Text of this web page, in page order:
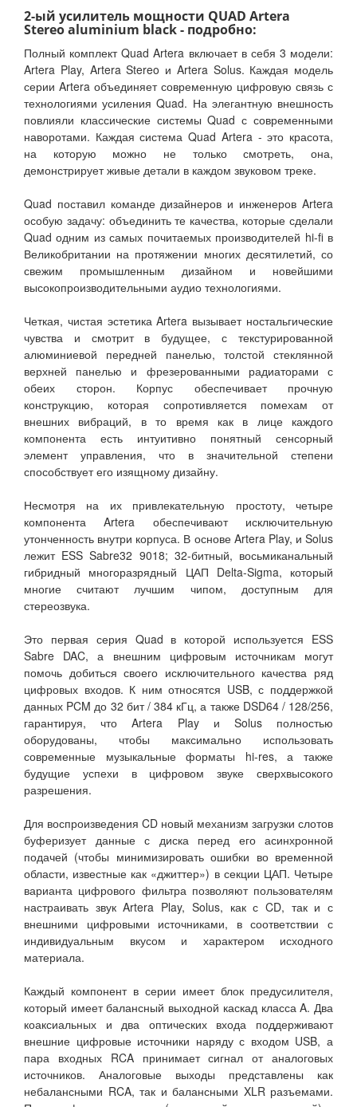
2-ый усилитель мощности QUAD Artera
Stereo aluminium black - подробно:
Полный комплект Quad Artera включает в себя 3 модели:
Artera Play, Artera Stereo и Artera Solus. Каждая модель
серии Artera объединяет современную цифровую связь с
технологиями усиления Quad. На элегантную внешность
повлияли классические системы Quad с современными
наворотами. Каждая система Quad Artera - это красота,
на которую можно не только смотреть, она,
демонстрирует живые детали в каждом звуковом треке.
Quad поставил команде дизайнеров и инженеров Artera
особую задачу: объединить те качества, которые сделали
Quad одним из самых почитаемых производителей hi-fi в
Великобритании на протяжении многих десятилетий, со
свежим промышленным дизайном и новейшими
высокопроизводительными аудио технологиями.
Четкая, чистая эстетика Artera вызывает ностальгические
чувства и смотрит в будущее, с текстурированной
алюминиевой передней панелью, толстой стеклянной
верхней панелью и фрезерованными радиаторами с
обеих сторон. Корпус обеспечивает прочную
конструкцию, которая сопротивляется помехам от
внешних вибраций, в то время как в лице каждого
компонента есть интуитивно понятный сенсорный
элемент управления, что в значительной степени
способствует его изящному дизайну.
Несмотря на их привлекательную простоту, четыре
компонента Artera обеспечивают исключительную
утонченность внутри корпуса. В основе Artera Play, и Solus
лежит ESS Sabre32 9018; 32-битный, восьмиканальный
гибридный многоразрядный ЦАП Delta-Sigma, который
многие считают лучшим чипом, доступным для
стереозвука.
Это первая серия Quad в которой используется ESS
Sabre DAC, а внешним цифровым источникам могут
помочь добиться своего исключительного качества ряд
цифровых входов. К ним относятся USB, с поддержкой
данных PCM до 32 бит / 384 кГц, а также DSD64 / 128/256,
гарантируя, что Artera Play и Solus полностью
оборудованы, чтобы максимально использовать
современные музыкальные форматы hi-res, а также
будущие успехи в цифровом звуке сверхвысокого
разрешения.
Для воспроизведения CD новый механизм загрузки слотов
буферизует данные с диска перед его асинхронной
подачей (чтобы минимизировать ошибки во временной
области, известные как «джиттер») в секции ЦАП. Четыре
варианта цифрового фильтра позволяют пользователям
настраивать звук Artera Play, Solus, как с CD, так и с
внешними цифровыми источниками, в соответствии с
индивидуальным вкусом и характером исходного
материала.
Каждый компонент в серии имеет блок предусилителя,
который имеет балансный выходной каскад класса A. Два
коаксиальных и два оптических входа поддерживают
внешние цифровые источники наряду с входом USB, а
пара входных RCA принимает сигнал от аналоговых
источников. Аналоговые выходы представлены как
небалансными RCA, так и балансными XLR разъемами.